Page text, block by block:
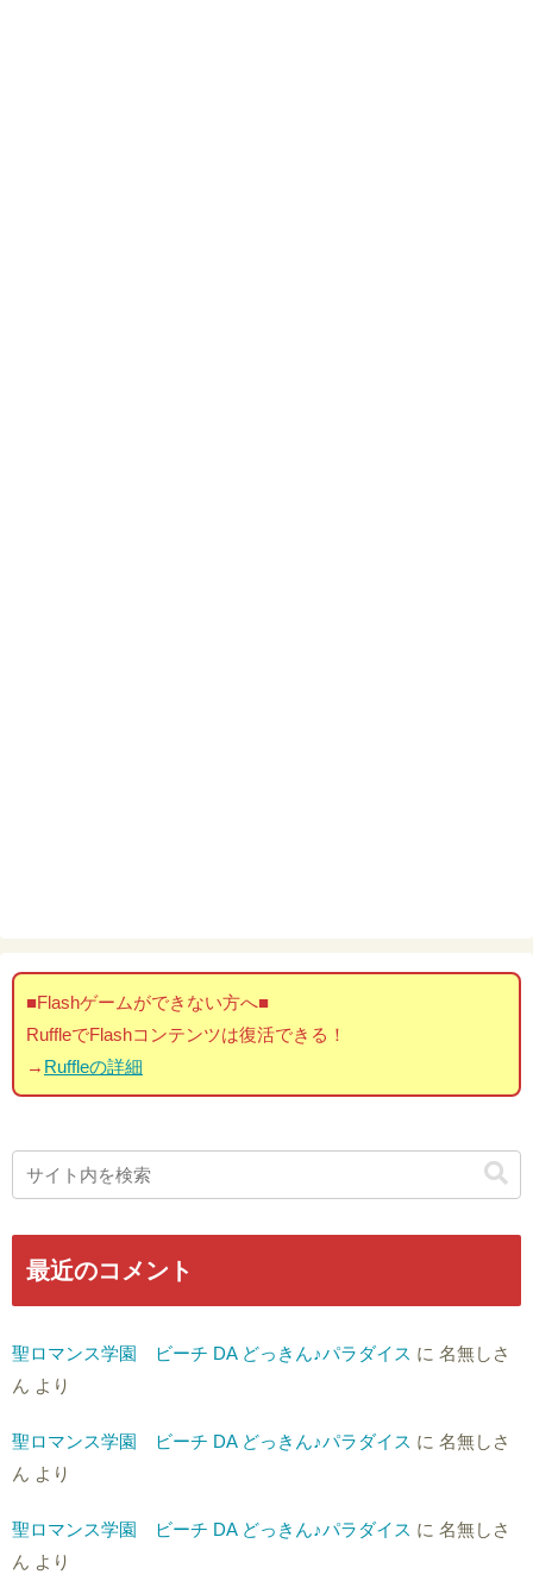
■Flashゲームができない方へ■
RuffleでFlashコンテンツは復活できる！
→ Ruffleの詳細
最近のコメント
聖ロマンス学園 ビーチ DA どっきん♪パラダイス に 名無しさ
ん より
聖ロマンス学園 ビーチ DA どっきん♪パラダイス に 名無しさ
ん より
聖ロマンス学園 ビーチ DA どっきん♪パラダイス に 名無しさ
ん より